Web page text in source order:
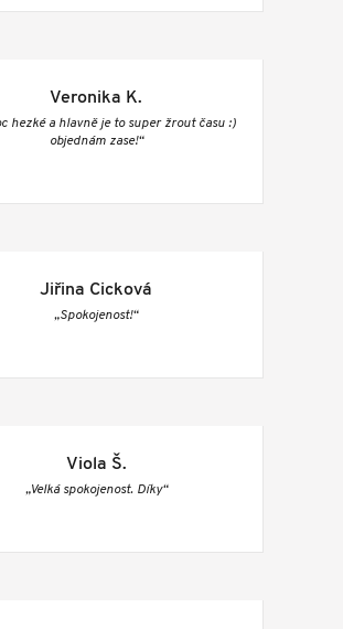
Veronika K.
hezké a hlavně je to super žrout času :)
objednám zase!“
Jiřina Cicková
„Spokojenost!“
Viola Š.
„Velká spokojenost. Díky“